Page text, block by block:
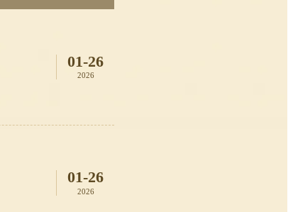
01-26
2026
01-26
2026